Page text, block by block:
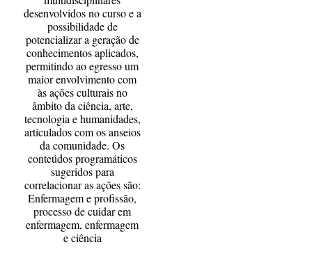
desenvolvidos no curso e a
possibilidade de
potencializar a geração de
conhecimentos aplicados,
permitindo ao egresso um
maior envolvimento com
às ações culturais no
âmbito da ciência, arte,
tecnologia e humanidades,
articulados com os anseios
da comunidade. Os
conteúdos programáticos
sugeridos para
correlacionar as ações são:
Enfermagem e profissão,
processo de cuidar em
enfermagem, enfermagem
e ciência